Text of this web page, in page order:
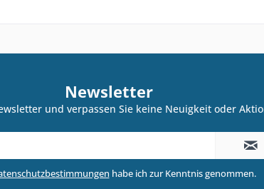
Newsletter
und verpassen Sie keine Neuigkeit oder
habe ich zur Kenntnis genommen.